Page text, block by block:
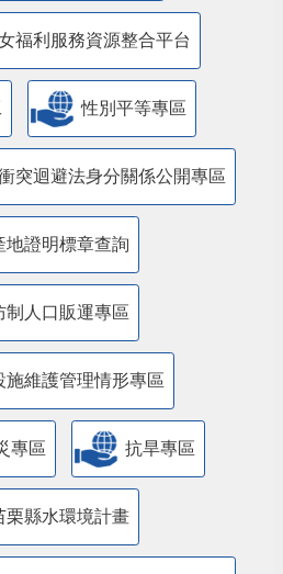
福利服務資源整合平台
性別平等專區
突迴避法身分關係公開專區
地證明標章查詢
制人口販運專區
施維護管理情形專區
專區 抗旱專區
栗縣水環境計畫